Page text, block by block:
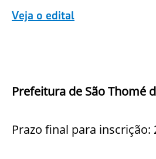
Veja o edital
Prefeitura de São Thomé
Prazo final para inscrição: